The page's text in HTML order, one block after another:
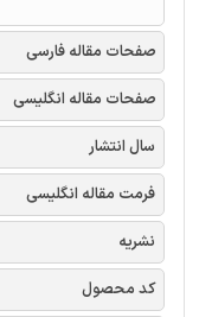
صفحات مقاله فارسی
صفحات مقاله انگلیسی
سال انتشار
فرمت مقاله انگلیسی
نشریه
کد محصول